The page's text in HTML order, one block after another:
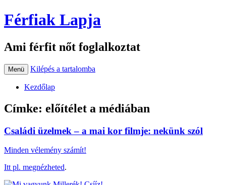
Férfiak Lapja
Ami férfit nőt foglalkoztat
Menü Kilépés a tartalomba
Kezdőlap
Címke: előítélet a médiában
Családi üzelmek – a mai kor filmje: nekünk szól
Minden vélemény számít!
Itt pl. megnézheted.